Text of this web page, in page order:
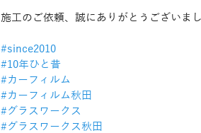
施工のご依頼、誠にありがとうございまし
#since2010
#10年ひと昔
#カーフィルム
#カーフィルム秋田
#グラスワークス
#グラスワークス秋田